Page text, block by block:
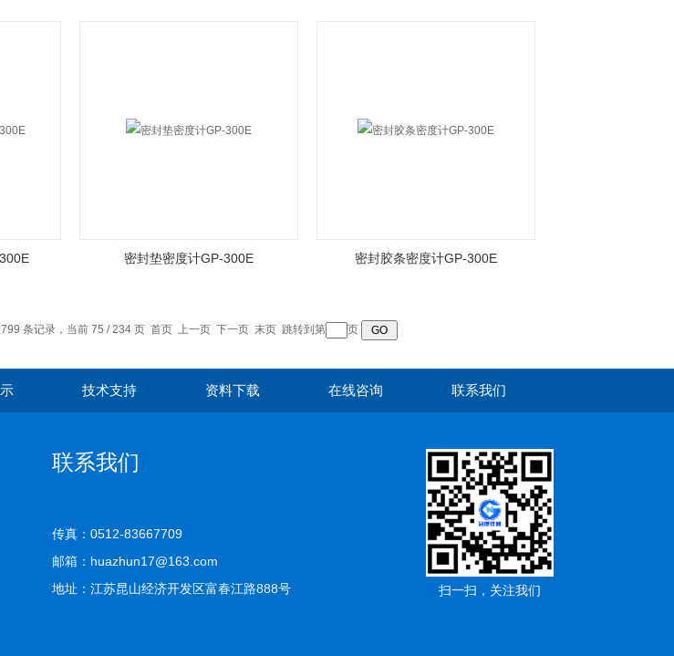
密封垫密度计GP-300E 密封胶条密度计GP-300E
条记录，当前 75 / 234 页 首页 上一页 下一页 末页跳转到第 页
技术支持 资料下载 在线咨询 联系我们
联系我们
传真：0512-83667709
邮箱：huazhun17@163.com
地址：江苏昆山经济开发区富春江路888号
扫一扫，关注我们